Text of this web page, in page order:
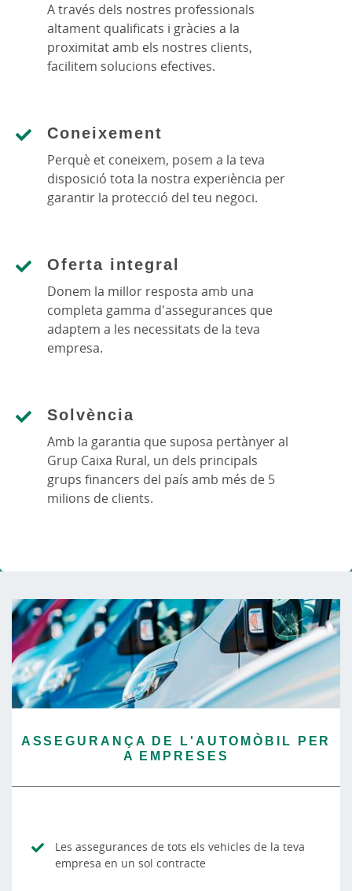
A través dels nostres professionals
altament qualificats i gràcies a la
proximitat amb els nostres clients,
facilitem solucions efectives.
Coneixement
Perquè et coneixem, posem a la teva
disposició tota la nostra experiència per
garantir la protecció del teu negoci.
Oferta integral
Donem la millor resposta amb una
completa gamma d'assegurances que
adaptem a les necessitats de la teva
empresa.
Solvència
Amb la garantia que suposa pertànyer al
Grup Caixa Rural, un dels principals
grups financers del país amb més de 5
milions de clients.
ASSEGURANÇA DE L'AUTOMÒBIL PER
A EMPRESES
Les assegurances de tots els vehicles de la teva
empresa en un sol contracte